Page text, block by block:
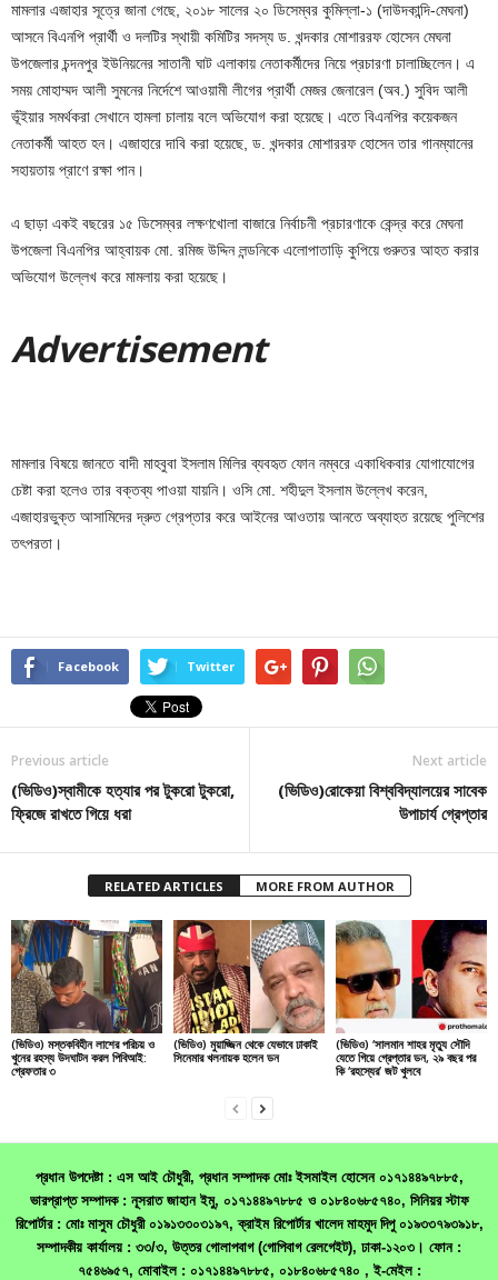
মামলার এজাহার সূত্রে জানা গেছে, ২০১৮ সালের ২০ ডিসেম্বর কুমিল্লা-১ (দাউদকান্দি-মেঘনা)
আসনে বিএনপি প্রার্থী ও দলটির স্থায়ী কমিটির সদস্য ড. খন্দকার মোশাররফ হোসেন মেঘনা
উপজেলার চন্দনপুর ইউনিয়নের সাতানী ঘাট এলাকায় নেতাকর্মীদের নিয়ে প্রচারণা চালাচ্ছিলেন। এ
সময় মোহাম্মদ আলী সুমনের নির্দেশে আওয়ামী লীগের প্রার্থী মেজর জেনারেল (অব.) সুবিদ আলী
ভূঁইয়ার সমর্থকরা সেখানে হামলা চালায় বলে অভিযোগ করা হয়েছে। এতে বিএনপির কয়েকজন
নেতাকর্মী আহত হন। এজাহারে দাবি করা হয়েছে, ড. খন্দকার মোশাররফ হোসেন তার গানম্যানের
সহায়তায় প্রাণে রক্ষা পান।
এ ছাড়া একই বছরের ১৫ ডিসেম্বর লক্ষণখোলা বাজারে নির্বাচনী প্রচারণাকে কেন্দ্র করে মেঘনা
উপজেলা বিএনপির আহ্বায়ক মো. রমিজ উদ্দিন লন্ডনিকে এলোপাতাড়ি কুপিয়ে গুরুতর আহত করার
অভিযোগ উল্লেখ করে মামলায় করা হয়েছে।
Advertisement
মামলার বিষয়ে জানতে বাদী মাহবুবা ইসলাম মিলির ব্যবহৃত ফোন নম্বরে একাধিকবার যোগাযোগের
চেষ্টা করা হলেও তার বক্তব্য পাওয়া যায়নি। ওসি মো. শহীদুল ইসলাম উল্লেখ করেন,
এজাহারভুক্ত আসামিদের দ্রুত গ্রেপ্তার করে আইনের আওতায় আনতে অব্যাহত রয়েছে পুলিশের
তৎপরতা।
Facebook Twitter
Previous article
(ভিডিও)স্বামীকে হত্যার পর টুকরো ‍টুকরো,
ফ্রিজে রাখতে গিয়ে ধরা
Next article
(ভিডিও)রোকেয়া বিশ্ববিদ্যালয়ের সাবেক
উপাচার্য গ্রেপ্তার
RELATED ARTICLES MORE FROM AUTHOR
(ভিডিও) মস্তকবিহীন লাশের পরিচয় ও
খুনের রহস্য উদঘাটন করল পিবিআই:
গ্রেফতার ৩
(ভিডিও) মুয়াজ্জিন থেকে যেভাবে ঢাকাই
সিনেমার খলনায়ক হলেন ডন
(ভিডিও) ‘সালমান শাহর মৃত্যু সৌদি
যেতে গিয়ে গ্রেপ্তার ডন, ২৯ বছর পর
কি ‘রহস্যের’ জট খুলবে
প্রধান উপদেষ্টা : এস আই চৌধুরী, প্রধান সম্পাদক মোঃ ইসমাইল হোসেন ০১৭১৪৪৯৭৮৮৫,
ভারপ্রাপ্ত সম্পাদক : নূসরাত জাহান ইমু, ০১৭১৪৪৯৭৮৮৫ ও ০১৮৪০৬৮৫৭৪০, সিনিয়র স্টাফ
রিপোর্টার : মোঃ মাসুম চৌধুরী ০১৯১৩৩০৩১৯৭, ক্রাইম রিপোর্টার খালেদ মাহমুদ দিপু ০১৯৩৩৭৯৩৯১৮,
সম্পাদকীয় কার্যালয় : ৩৩/৩, উত্তর গোলাপবাগ (গোপিবাগ রেলগেইট), ঢাকা-১২০৩। ফোন :
৭৫৪৬৯৫৭, মোবাইল : ০১৭১৪৪৯৭৮৮৫, ০১৮৪০৬৮৫৭৪০ , ই-মেইল :